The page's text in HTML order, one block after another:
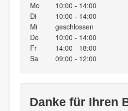
Mo
10:00 - 14:00
Di
10:00 - 14:00
Mi
geschlossen
Do
10:00 - 14:00
Fr
14:00 - 18:00
Sa
09:00 - 12:00
Danke für Ihren